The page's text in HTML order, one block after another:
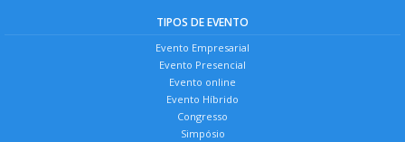
TIPOS DE EVENTO
Evento Empresarial
Evento Presencial
Evento online
Evento Híbrido
Congresso
Simpósio